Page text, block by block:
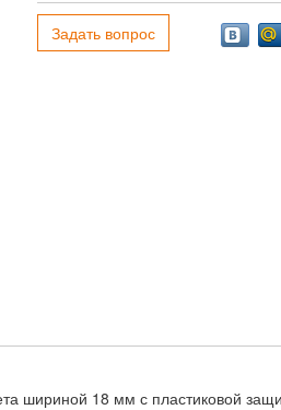
Задать вопрос
шириной 18 мм с пластиковой